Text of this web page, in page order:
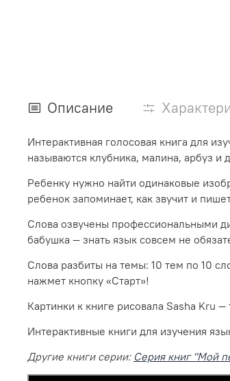
Описание
Интерактивная голосовая книга для
называются клубника, малина, арбуз и
Ребенку нужно найти одинаковые
ребенок запоминает, как звучит и
Слова озвучены профессиональными
бабушка — знать язык совсем не
Слова разбиты на темы: 10 тем по 10
нажмет кнопку «Старт»!
Картинки к книге рисовала Sasha Kru
Интерактивные книги для изучения
Другие книги серии: Серия книг "Мой